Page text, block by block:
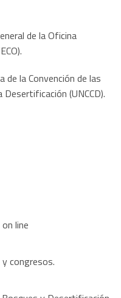
de la Oficina
de la Convención de las
(UNCCD).
line
congresos.